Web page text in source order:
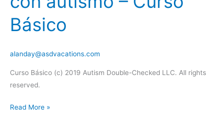
Básico
alanday@asdvacations.com
Curso Básico (c) 2019 Autism Double-Checked LLC. All rights
reserved.
Ayudando
Read More »